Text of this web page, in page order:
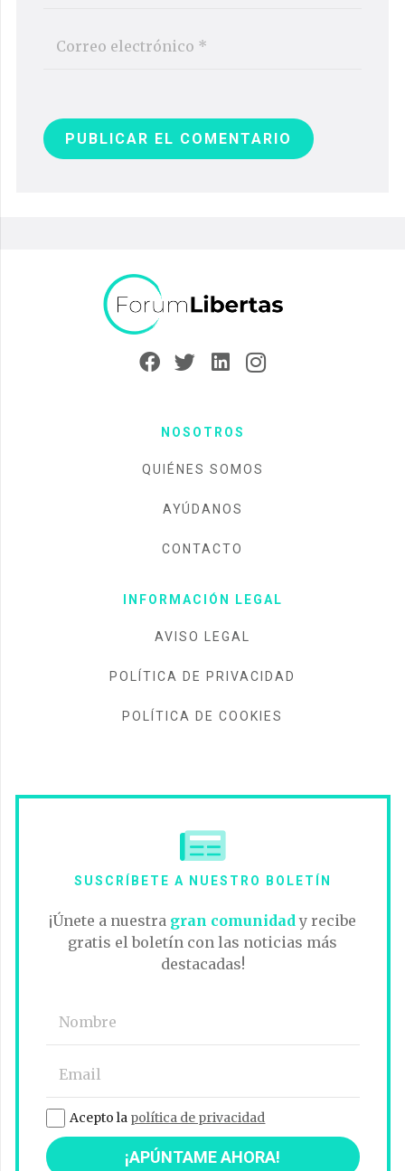
PUBLICAR EL COMENTARIO
NOSOTROS
QUIÉNES SOMOS
AYÚDANOS
CONTACTO
INFORMACIÓN LEGAL
AVISO LEGAL
POLÍTICA DE PRIVACIDAD
POLÍTICA DE COOKIES
SUSCRÍBETE A NUESTRO BOLETÍN
¡Únete a nuestra gran comunidad y recibe
gratis el boletín con las noticias más
destacadas!
Acepto la política de privacidad